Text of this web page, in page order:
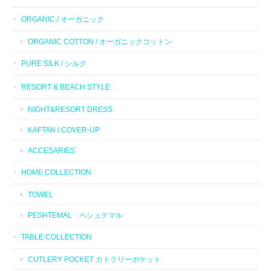
ORGANIC / オーガニック
ORGANIC COTTON / オーガニックコットン
PURE SILK / シルク
RESORT & BEACH STYLE
NIGHT&RESORT DRESS
KAFTAN / COVER-UP
ACCESARIES
HOME COLLECTION
TOWEL
PESHTEMAL ペシュテマル
TABLE COLLECTION
CUTLERY POCKET カトラリーポケット